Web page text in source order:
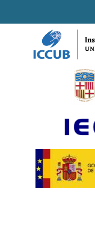
Logos footer